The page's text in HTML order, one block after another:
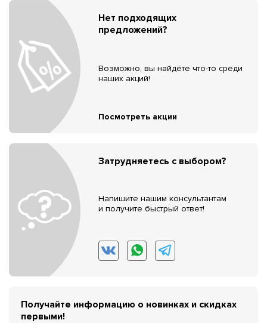
Нет подходящих
предложений?
Возможно, вы найдёте что-то среди
наших акций!
Посмотреть акции
Затрудняетесь с выбором?
Напишите нашим консультантам
и получите быстрый ответ!
Получайте информацию о новинках и скидках
первыми!